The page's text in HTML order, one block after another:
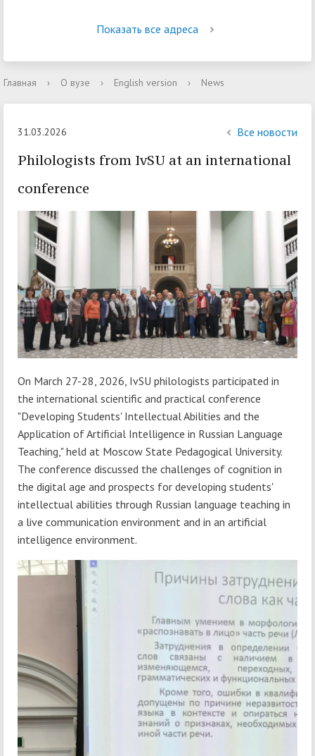
Показать все адреса
Главная › О вузе › English version › News
31.03.2026 Все новости
Philologists from IvSU at an international
conference
On March 27-28, 2026, IvSU philologists participated in
the international scientific and practical conference
"Developing Students' Intellectual Abilities and the
Application of Artificial Intelligence in Russian Language
Teaching," held at Moscow State Pedagogical University.
The conference discussed the challenges of cognition in
the digital age and prospects for developing students'
intellectual abilities through Russian language teaching in
a live communication environment and in an artificial
intelligence environment.